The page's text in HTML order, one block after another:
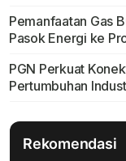
Pemanfaatan Gas
Pasok Energi ke
PGN Perkuat
Pertumbuhan
Rekomendasi